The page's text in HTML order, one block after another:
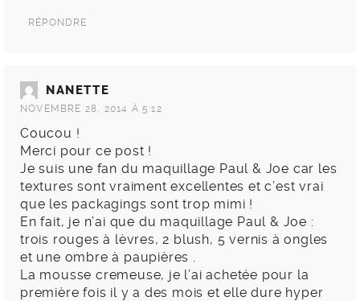
RÉPONDRE
NANETTE
NOVEMBRE 28, 2014 À 5:12
Coucou !
Merci pour ce post !
Je suis une fan du maquillage Paul & Joe car les
textures sont vraiment excellentes et c’est vrai
que les packagings sont trop mimi !
En fait, je n’ai que du maquillage Paul & Joe :
trois rouges à lèvres, 2 blush, 5 vernis à ongles
et une ombre à paupières .
La mousse cremeuse, je l’ai achetée pour la
première fois il y a des mois et elle dure hyper